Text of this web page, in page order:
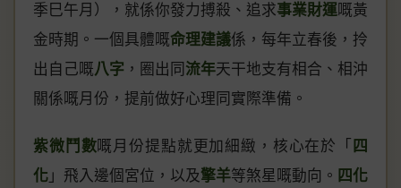
季巳午月），就係你發力搏殺、追求事業財運嘅黃
金時期。一個具體嘅命理建議係，每年立春後，拎
出自己嘅八字 ，圈出同 流年天干地支有相合、相沖
關係嘅月份，提前做好心理同實際準備。
紫微鬥數嘅月份提點就更加細緻，核心在於「 四
化 」飛入邊個宮位，以及擎羊等煞星嘅動向。 四化